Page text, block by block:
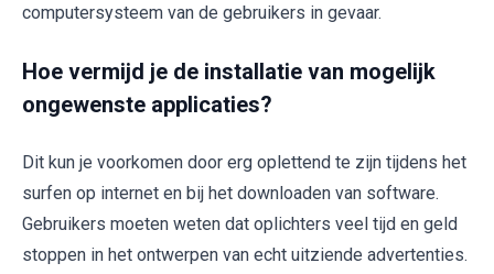
computersysteem van de gebruikers in gevaar.
Hoe vermijd je de installatie van mogelijk
ongewenste applicaties?
Dit kun je voorkomen door erg oplettend te zijn tijdens het
surfen op internet en bij het downloaden van software.
Gebruikers moeten weten dat oplichters veel tijd en geld
stoppen in het ontwerpen van echt uitziende advertenties.